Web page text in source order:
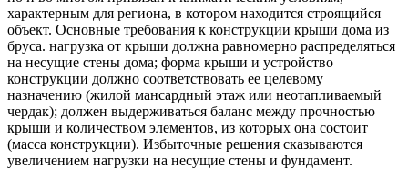
характерным для региона, в котором находится строящийся
объект. Основные требования к конструкции крыши дома из
бруса. нагрузка от крыши должна равномерно распределяться
на несущие стены дома; форма крыши и устройство
конструкции должно соответствовать ее целевому
назначению (жилой мансардный этаж или неотапливаемый
чердак); должен выдерживаться баланс между прочностью
крыши и количеством элементов, из которых она состоит
(масса конструкции). Избыточные решения сказываются
увеличением нагрузки на несущие стены и фундамент.